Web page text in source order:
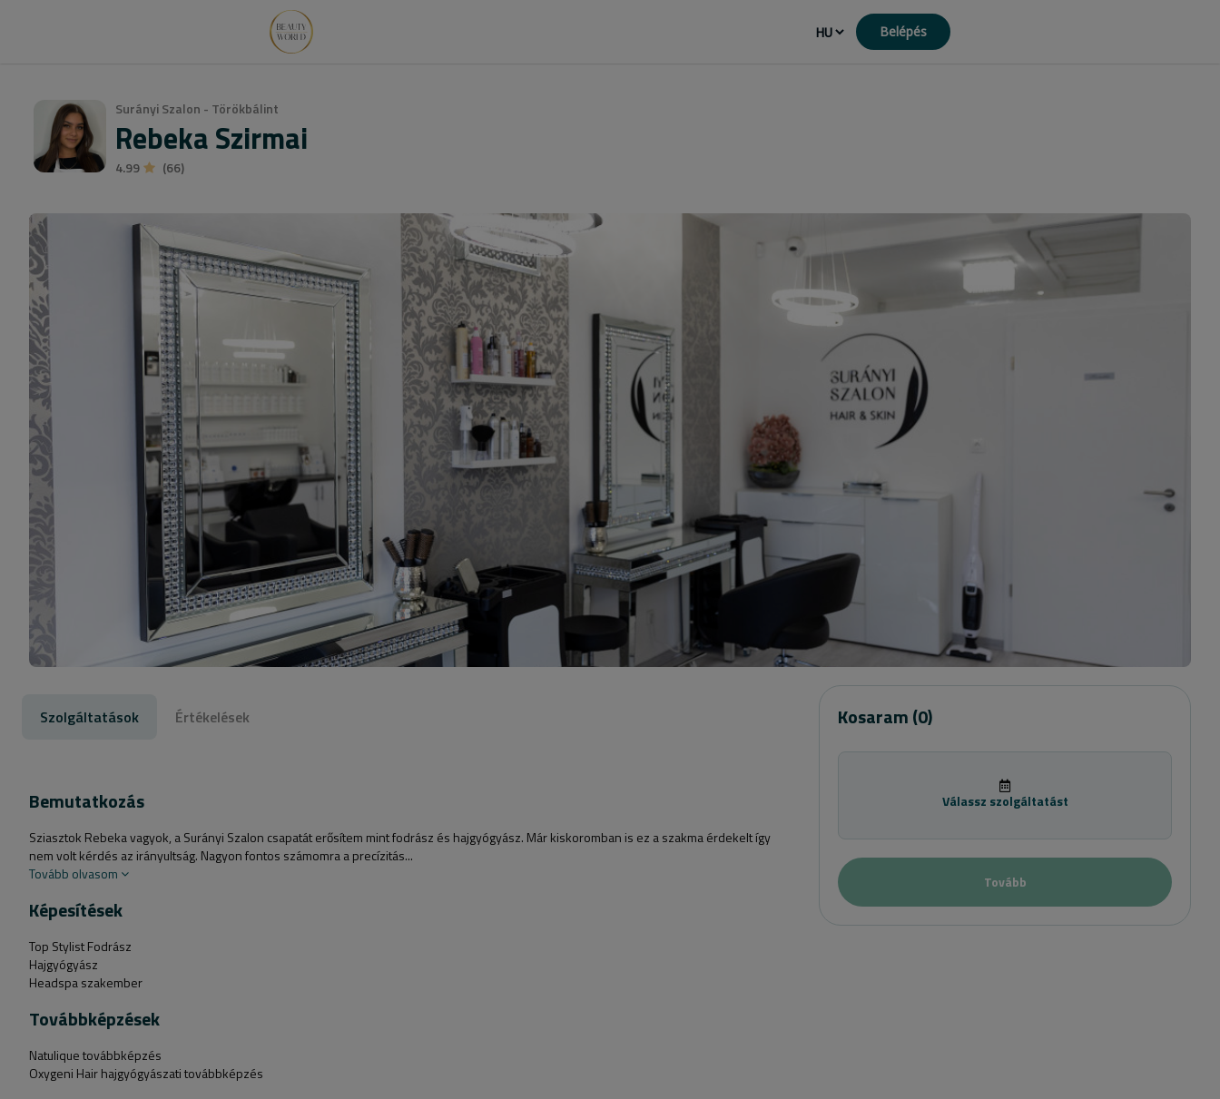
Belépés
Surányi Szalon - Törökbálint
Rebeka Szirmai
4.99 (66)
Szolgáltatások Értékelések
Bemutatkozás
Sziasztok Rebeka vagyok, a Surányi Szalon csapatát erősítem mint fodrász és hajgyógyász. Már kiskoromban is ez a szakma érdekelt így
nem volt kérdés az irányultság. Nagyon fontos számomra a precízitás...
Tovább olvasom
Képesítések
Top Stylist Fodrász
Hajgyógyász
Headspa szakember
Továbbképzések
Natulique továbbképzés
Oxygeni Hair hajgyógyászati továbbképzés
Kosaram(0)
Válassz szolgáltatást
Tovább